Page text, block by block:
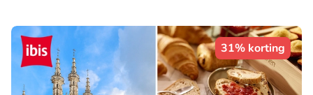
31% korting